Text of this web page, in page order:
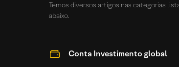
Temos diversos artigos nas categorias
abaixo.